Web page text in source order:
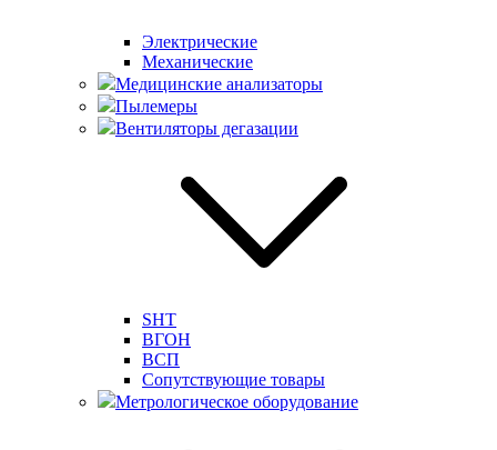
Электрические
Механические
Медицинские анализаторы
Пылемеры
Вентиляторы дегазации
SHT
ВГОН
ВСП
Сопутствующие товары
Метрологическое оборудование